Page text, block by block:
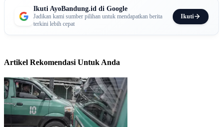
Ikuti AyoBandung.id di Google
Jadikan kami sumber pilihan untuk mendapatkan berita
terkini lebih cepat
Ikuti
Artikel Rekomendasi Untuk Anda